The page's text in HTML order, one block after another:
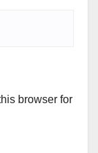
browser for